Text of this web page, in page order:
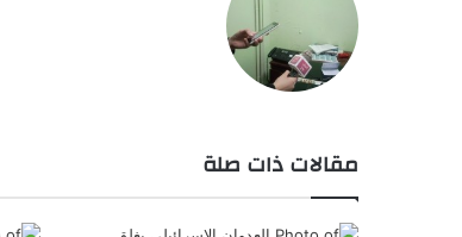
مقالات ذات صلة